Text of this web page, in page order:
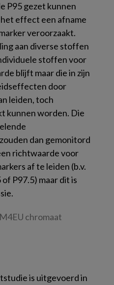
P95 gezet kunnen
effect een afname
veroorzaakt.
aan diverse stoffen
stoffen voor
blijft maar die in zijn
door
leiden, toch
kunnen worden. Die
dan gemonitord
richtwaarde voor
af te leiden (b.v.
P97.5) maar dit is
chromaat
is uitgevoerd in